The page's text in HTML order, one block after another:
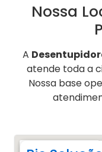
Nossa
A
atende toda a
Nossa base